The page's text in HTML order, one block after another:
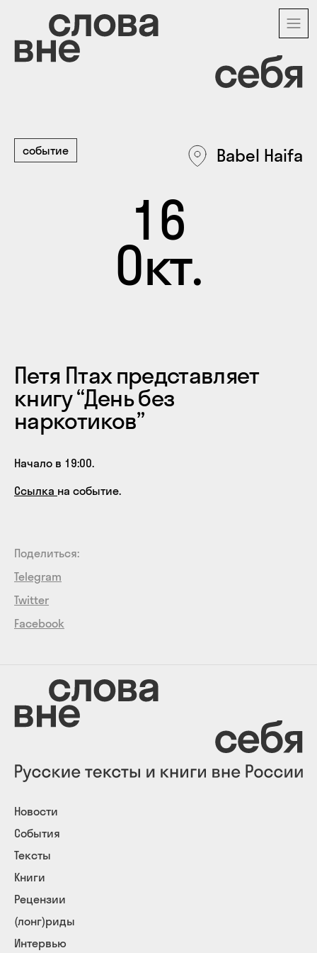
основному
содержанию
событие Babel Haifa
16
Окт.
Петя Птах представляет
книгу “День без
наркотиков”
Начало в 19:00.
Ссылка на событие.
Поделиться:
Telegram
Twitter
Facebook
Новости
События
Тексты
Книги
Рецензии
(лонг)риды
Интервью